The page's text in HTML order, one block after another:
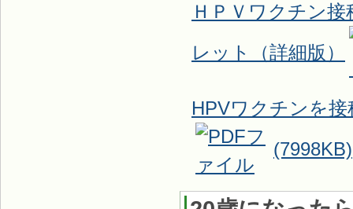
ＨＰＶワクチン
レット（詳細版）
HPVワクチンを
(7998KB)